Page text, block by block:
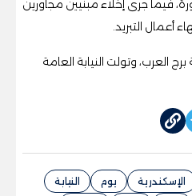
فيما جرى إخلاء مبنيين مجاورين
أعمال التبريد.
العرب، وتولت النيابة العامة
الإسكندرية يوم
النيابة